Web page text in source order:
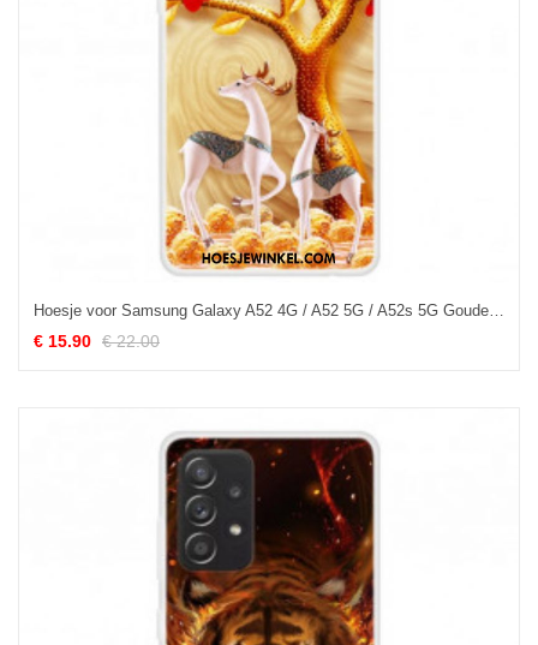
Hoesje voor Samsung Galaxy A52 4G / A52 5G / A52s 5G Gouden Boom
€ 15.90 € 22.00